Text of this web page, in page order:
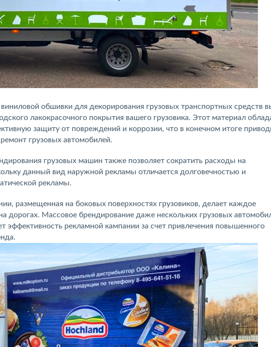
обшивки для декорирования грузовых транспортных средств
лакокрасочного покрытия вашего грузовика. Этот материал
защиту от повреждений и коррозии, что в конечном итоге
грузовых автомобилей.
грузовых машин также позволяет сократить расходы на
данный вид наружной рекламы отличается долговечностью и
рекламы.
размещенная на боковых поверхностях грузовиков, делает каждое
дорогах. Массовое брендирование даже нескольких грузовых
эффективность рекламной кампании за счет привлечения повышенного